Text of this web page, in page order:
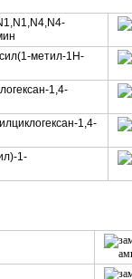
метил-1Н-
1,4-
1,4-
1-